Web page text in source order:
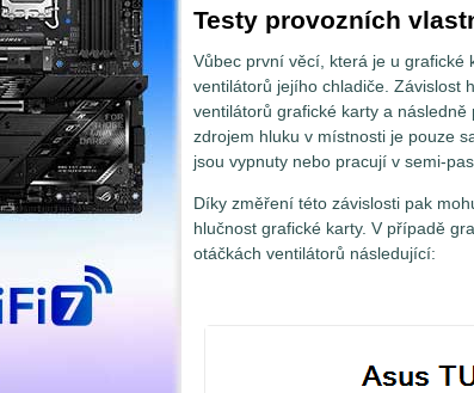
Testy provozních
Vůbec první věcí, která je u grafické
ventilátorů jejího chladiče. Závislost
ventilátorů grafické karty a
zdrojem hluku v místnosti je pouze
jsou vypnuty nebo pracují v semi-
Díky změření této závislosti pak
hlučnost grafické karty. V případě
otáčkách ventilátorů následující: